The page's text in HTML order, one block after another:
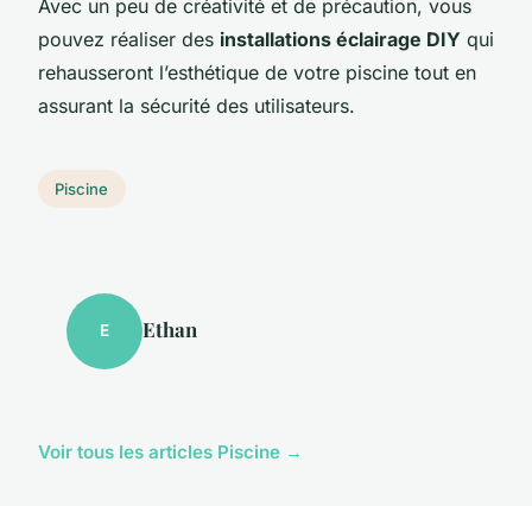
Avec un peu de créativité et de précaution, vous
pouvez réaliser des installations éclairage DIY qui
rehausseront l’esthétique de votre piscine tout en
assurant la sécurité des utilisateurs.
Piscine
E Ethan
Voir tous les articles Piscine →